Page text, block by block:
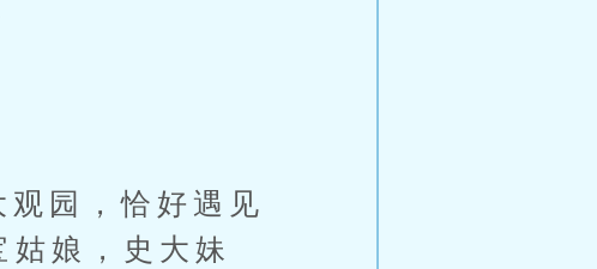
园，恰好遇见
娘，史大妹